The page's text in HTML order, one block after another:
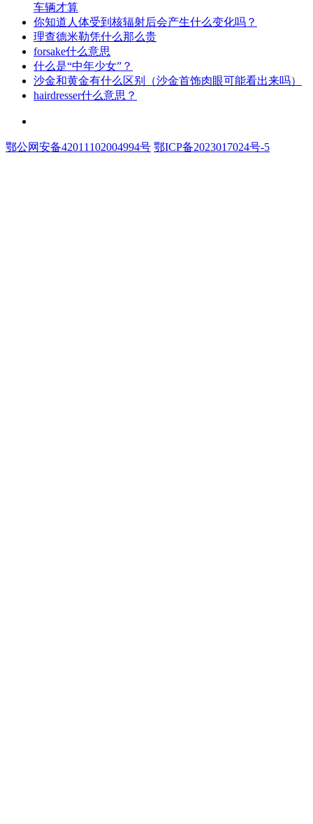
车辆才算
​你知道人体受到核辐射后会产生什么变化吗？
​理查德米勒凭什么那么贵
​forsake什么意思
​什么是“中年少女”？
​沙金和黄金有什么区别（沙金首饰肉眼可能看出来吗）
​hairdresser什么意思？
鄂公网安备42011102004994号 鄂ICP备2023017024号-5